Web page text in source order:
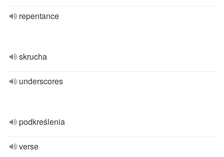
repentance
skrucha
underscores
podkreślenia
verse